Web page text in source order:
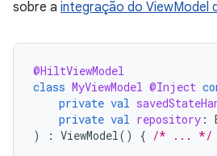
sobre a integração do ViewModel
@HiltViewModel
class MyViewModel @Inject
private val
private val repository :
)
: ViewModel() { /* ... */